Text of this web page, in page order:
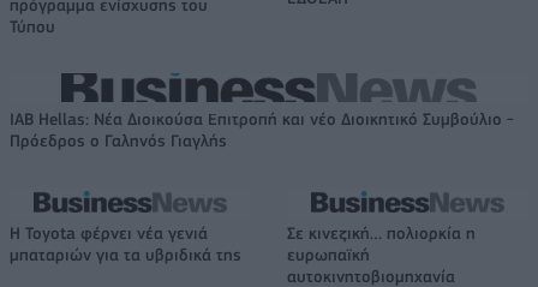
πρόγραμμα ενίσχυσης του
Τύπου
IAB Hellas: Νέα Διοικούσα Επιτροπή και νέο Διοικητικό Συμβούλιο -
Πρόεδρος ο Γαληνός Γιαγλής
Η Toyota φέρνει νέα γενιά
μπαταριών για τα υβριδικά της
Σε κινεζική… πολιορκία η
ευρωπαϊκή
αυτοκινητοβιομηχανία